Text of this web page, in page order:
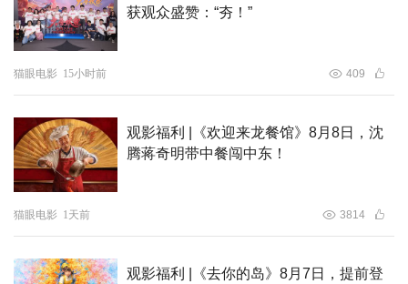
电影《追你而来》由河北若娜文化传媒有限公司、浙江纳达
影业传媒有限公司出品，暴脾气文化传媒河北有限公司、河
联合出品，并联合河北电影制片厂拍摄；由浙江东阳四月天
获观众盛赞：“夯！”
猫眼电影 15小时前 409
观影福利 |《欢迎来龙餐馆》8月8日，沈
腾蒋奇明带中餐闯中东！
猫眼电影 1天前 3814
观影福利 |《去你的岛》8月7日，提前登